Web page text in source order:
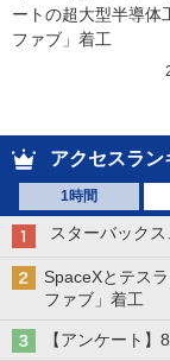
ートの超大型半導体
ファブ」着工
アクセスラン
1時間
スターバック
SpaceXとテス
ファブ」着工
【アンケート